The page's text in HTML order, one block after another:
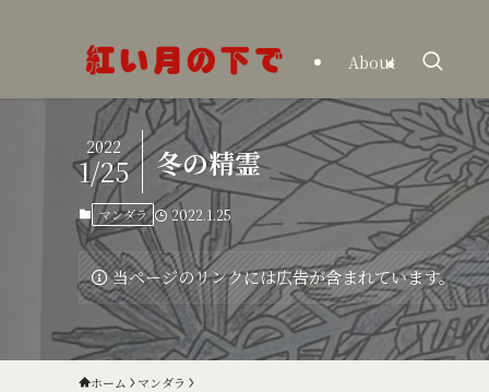
About
冬の精霊
2022
1/25
マンダラ 2022.1.25
当ページのリンクには広告が含まれています。
ホーム マンダラ